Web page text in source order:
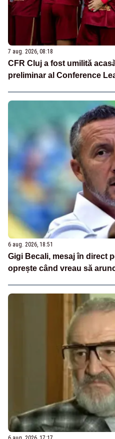
7 aug. 2026, 08:18
CFR Cluj a fost umilită
preliminar al Conference
6 aug. 2026, 18:51
Gigi Becali, mesaj în direct
oprește când vreau să